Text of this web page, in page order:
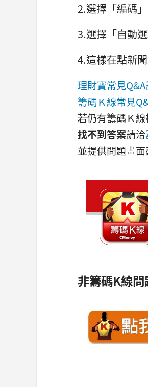
2.選擇「編碼」
3.選擇「自動選
4.這樣在點新
理財寶常見
籌碼Ｋ線常見
若仍有籌碼Ｋ
找不到答案請洽
並提供問題畫
非籌碼K線